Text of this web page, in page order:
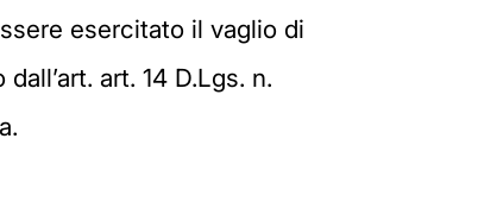
esercitato il vaglio di
art. 14 D.Lgs. n.